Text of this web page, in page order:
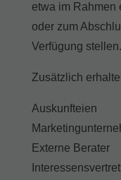
etwa im Rahmen
oder zum
Verfügung stellen.
Zusätzlich
Auskunfteien
Externe Berater